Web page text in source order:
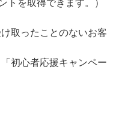
トを取得できます。）
取ったことのないお客
初心者応援キャンペー